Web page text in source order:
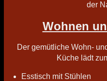
der
Wohnen
Der gemütliche Wohn-
Küche lädt
Esstisch mit Stühlen